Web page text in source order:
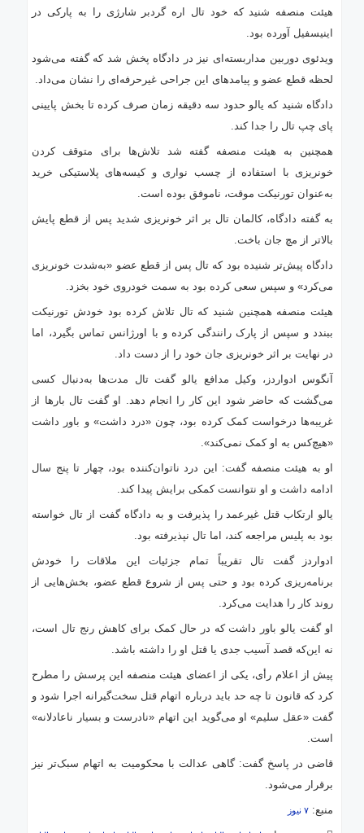
هیئت منصفه شنید که خود تال اره گردبر شارژی را به پارکی در
اینیسفیل آورده بود.
ویدئوی دوربین مداربسته‌ای نیز در دادگاه پخش شد که گفته می‌شود
لحظه قطع عضو و پیامدهای این جراحی غیرحرفه‌ای را نشان می‌داد.
دادگاه شنید که یالو حدود سه دقیقه زمان صرف کرده تا بخش پایینی
پای چپ تال را جدا کند.
همچنین به هیئت منصفه گفته شد تلاش‌ها برای متوقف کردن
خونریزی با استفاده از چسب نواری و کیسه‌های پلاستیکی خرید
به‌عنوان تورنیکت موقت، ناموفق بوده است.
به گفته دادگاه، کالمان تال بر اثر خونریزی شدید پس از قطع پایش
بالاتر از مچ جان باخت.
دادگاه پیش‌تر شنیده بود که تال پس از قطع عضو «به‌شدت خونریزی
می‌کرد» و سپس سعی کرده بود به سمت خودروی خود بخزد.
هیئت منصفه همچنین شنید که تال تلاش کرده بود خودش تورنیکت
ببندد و سپس از پارک رانندگی کرده و با اورژانس تماس بگیرد، اما
در نهایت بر اثر خونریزی جان خود را از دست داد.
آنگوس ادواردز، وکیل مدافع یالو گفت تال مدت‌ها به‌دنبال کسی
می‌گشت که حاضر شود این کار را انجام دهد. او گفت تال بارها از
غریبه‌ها درخواست کمک کرده بود، چون «درد داشت» و باور داشت
«هیچ‌کس به او کمک نمی‌کند».
او به هیئت منصفه گفت: این درد ناتوان‌کننده بود، چهار تا پنج سال
ادامه داشت و او نتوانست کمکی برایش پیدا کند.
یالو ارتکاب قتل غیرعمد را پذیرفت و به دادگاه گفت از تال خواسته
بود به پلیس مراجعه کند، اما تال نپذیرفته بود.
ادواردز گفت تال تقریباً تمام جزئیات این ملاقات را خودش
برنامه‌ریزی کرده بود و حتی پس از شروع قطع عضو، بخش‌هایی از
روند کار را هدایت می‌کرد.
او گفت یالو باور داشت که در حال کمک برای کاهش رنج تال است،
نه این‌که قصد آسیب جدی یا قتل او را داشته باشد.
پیش از اعلام رأی، یکی از اعضای هیئت منصفه این پرسش را مطرح
کرد که قانون تا چه حد باید درباره اتهام قتل سخت‌گیرانه اجرا شود و
گفت «عقل سلیم» او می‌گوید این اتهام «نادرست و بسیار ناعادلانه»
است.
قاضی در پاسخ گفت: گاهی عدالت با محکومیت به اتهام سبک‌تر نیز
برقرار می‌شود.
منبع: ۷ نیوز